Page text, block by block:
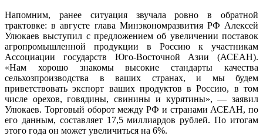
Напомним, ранее ситуация звучала ровно в обратной
трактовке: в августе глава Минэкономразвития РФ Алексей
Улюкаев выступил с предложением об увеличении поставок
агропромышленной продукции в Россию к участникам
Ассоциации государств Юго-Восточной Азии (АСЕАН).
«Нам хорошо знакомы высокие стандарты качества
сельхозпроизводства в ваших странах, и мы будем
приветствовать экспорт ваших продуктов в Россию, в том
числе орехов, говядины, свинины и курятины», — заявил
Улюкаев. Торговый оборот между РФ и странами АСЕАН, по
его данным, составляет 17,5 миллиардов рублей. По итогам
этого года он может увеличиться на 6%.